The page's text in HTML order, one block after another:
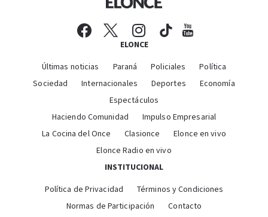
ELONCE
Últimas noticias Paraná Policiales
Política
Sociedad
Internacionales Deportes
Economía
Espectáculos
Haciendo Comunidad
Impulso Empresarial
La Cocina del Once
Clasionce
Elonce en vivo
Elonce Radio en vivo
INSTITUCIONAL
Política de Privacidad
Términos y Condiciones
Normas de Participación
Contacto